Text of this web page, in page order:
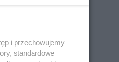
i przechowujemy
standardowe